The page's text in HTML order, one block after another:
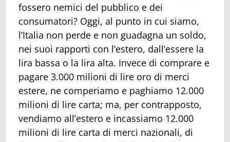
fossero nemici del pubblico e dei
consumatori? Oggi, al punto in cui siamo,
l’Italia non perde e non guadagna un soldo,
nei suoi rapporti con l’estero, dall’essere la
lira bassa o la lira alta. Invece di comprare e
pagare 3.000 milioni di lire oro di merci
estere, ne comperiamo e paghiamo 12.000
milioni di lire carta; ma, per contrapposto,
vendiamo all’estero e incassiamo 12.000
milioni di lire carta di merci nazionali, di